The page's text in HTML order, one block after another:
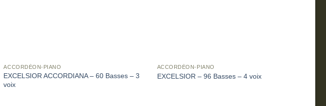
ACCORDÉON-PIANO
EXCELSIOR ACCORDIANA – 60 Basses – 3
voix
ACCORDÉON-PIANO
EXCELSIOR – 96 Basses – 4 voix